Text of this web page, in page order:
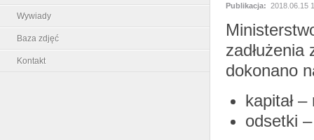
Wywiady
Baza zdjęć
Kontakt
Publikacja: 2018.06.15
dokonano
kapitał
odsetki